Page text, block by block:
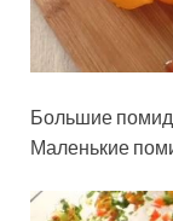
Большие
Маленькие